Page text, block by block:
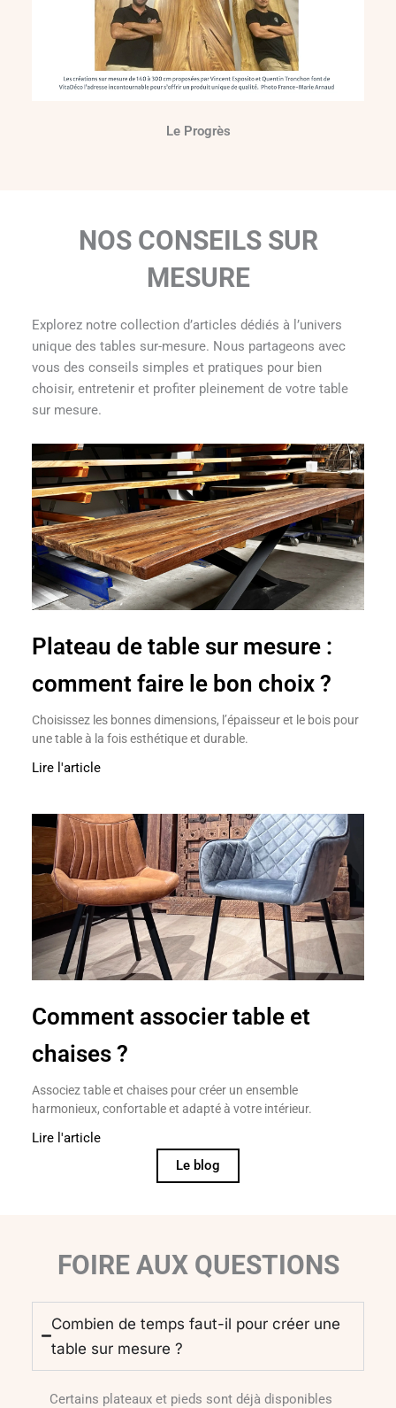
Le Progrès
NOS CONSEILS SUR
MESURE
Explorez notre collection d’articles dédiés à l’univers
unique des tables sur-mesure. Nous partageons avec
vous des conseils simples et pratiques pour bien
choisir, entretenir et profiter pleinement de votre table
sur mesure.
Plateau de table sur mesure :
comment faire le bon choix ?
Choisissez les bonnes dimensions, l’épaisseur et le bois pour
une table à la fois esthétique et durable.
Lire l'article
Comment associer table et
chaises ?
Associez table et chaises pour créer un ensemble
harmonieux, confortable et adapté à votre intérieur.
Lire l'article
Le blog
FOIRE AUX QUESTIONS
Combien de temps faut-il pour créer une
table sur mesure ?
Certains plateaux et pieds sont déjà disponibles